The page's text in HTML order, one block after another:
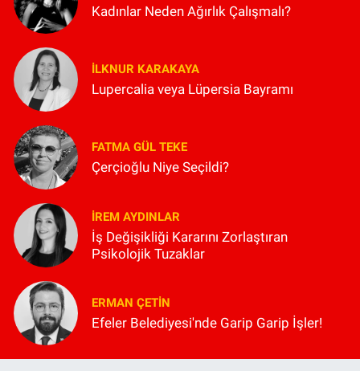
Kadınlar Neden Ağırlık Çalışmalı?
İLKNUR KARAKAYA
Lupercalia veya Lüpersia Bayramı
FATMA GÜL TEKE
Çerçioğlu Niye Seçildi?
İREM AYDINLAR
İş Değişikliği Kararını Zorlaştıran
Psikolojik Tuzaklar
ERMAN ÇETIN
Efeler Belediyesi'nde Garip Garip İşler!